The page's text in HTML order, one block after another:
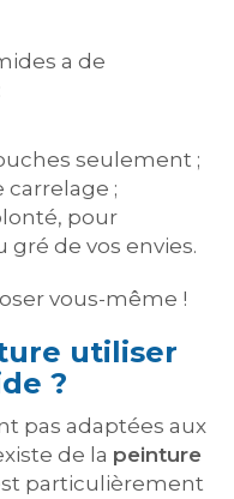
a de
seulement ;
;
pour
de vos envies.
vous-même !
utiliser
?
pas adaptées aux
de la peinture
particulièrement